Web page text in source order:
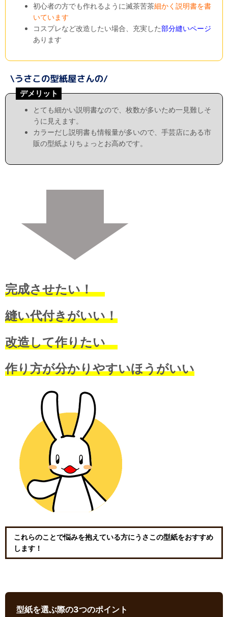
初心者の方でも作れるように滅茶苦茶細かく説明書を書
いています
コスプレなど改造したい場合、充実した部分縫いページ
あります
デメリット
とても細かい説明書なので、枚数が多いため一見難しそ
うに見えます。
カラーだし説明書も情報量が多いので、手芸店にある市
販の型紙よりちょっとお高めです。
完成させたい！
縫い代付きがいい！
改造して作りたい
作り方が分かりやすいほうがいい
これらのことで悩みを抱えている方にうさこの型紙をおすすめ
します！
型紙を選ぶ際の3つのポイント